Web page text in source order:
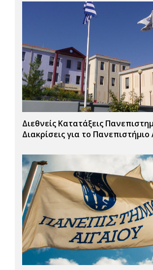
Διεθνείς Κατατάξεις
Διακρίσεις για το Πανεπιστήμιο